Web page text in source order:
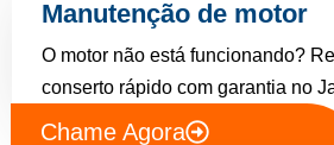
Manutenção de motor
O motor não está funcionando?
conserto rápido com garantia no
Chame Agora